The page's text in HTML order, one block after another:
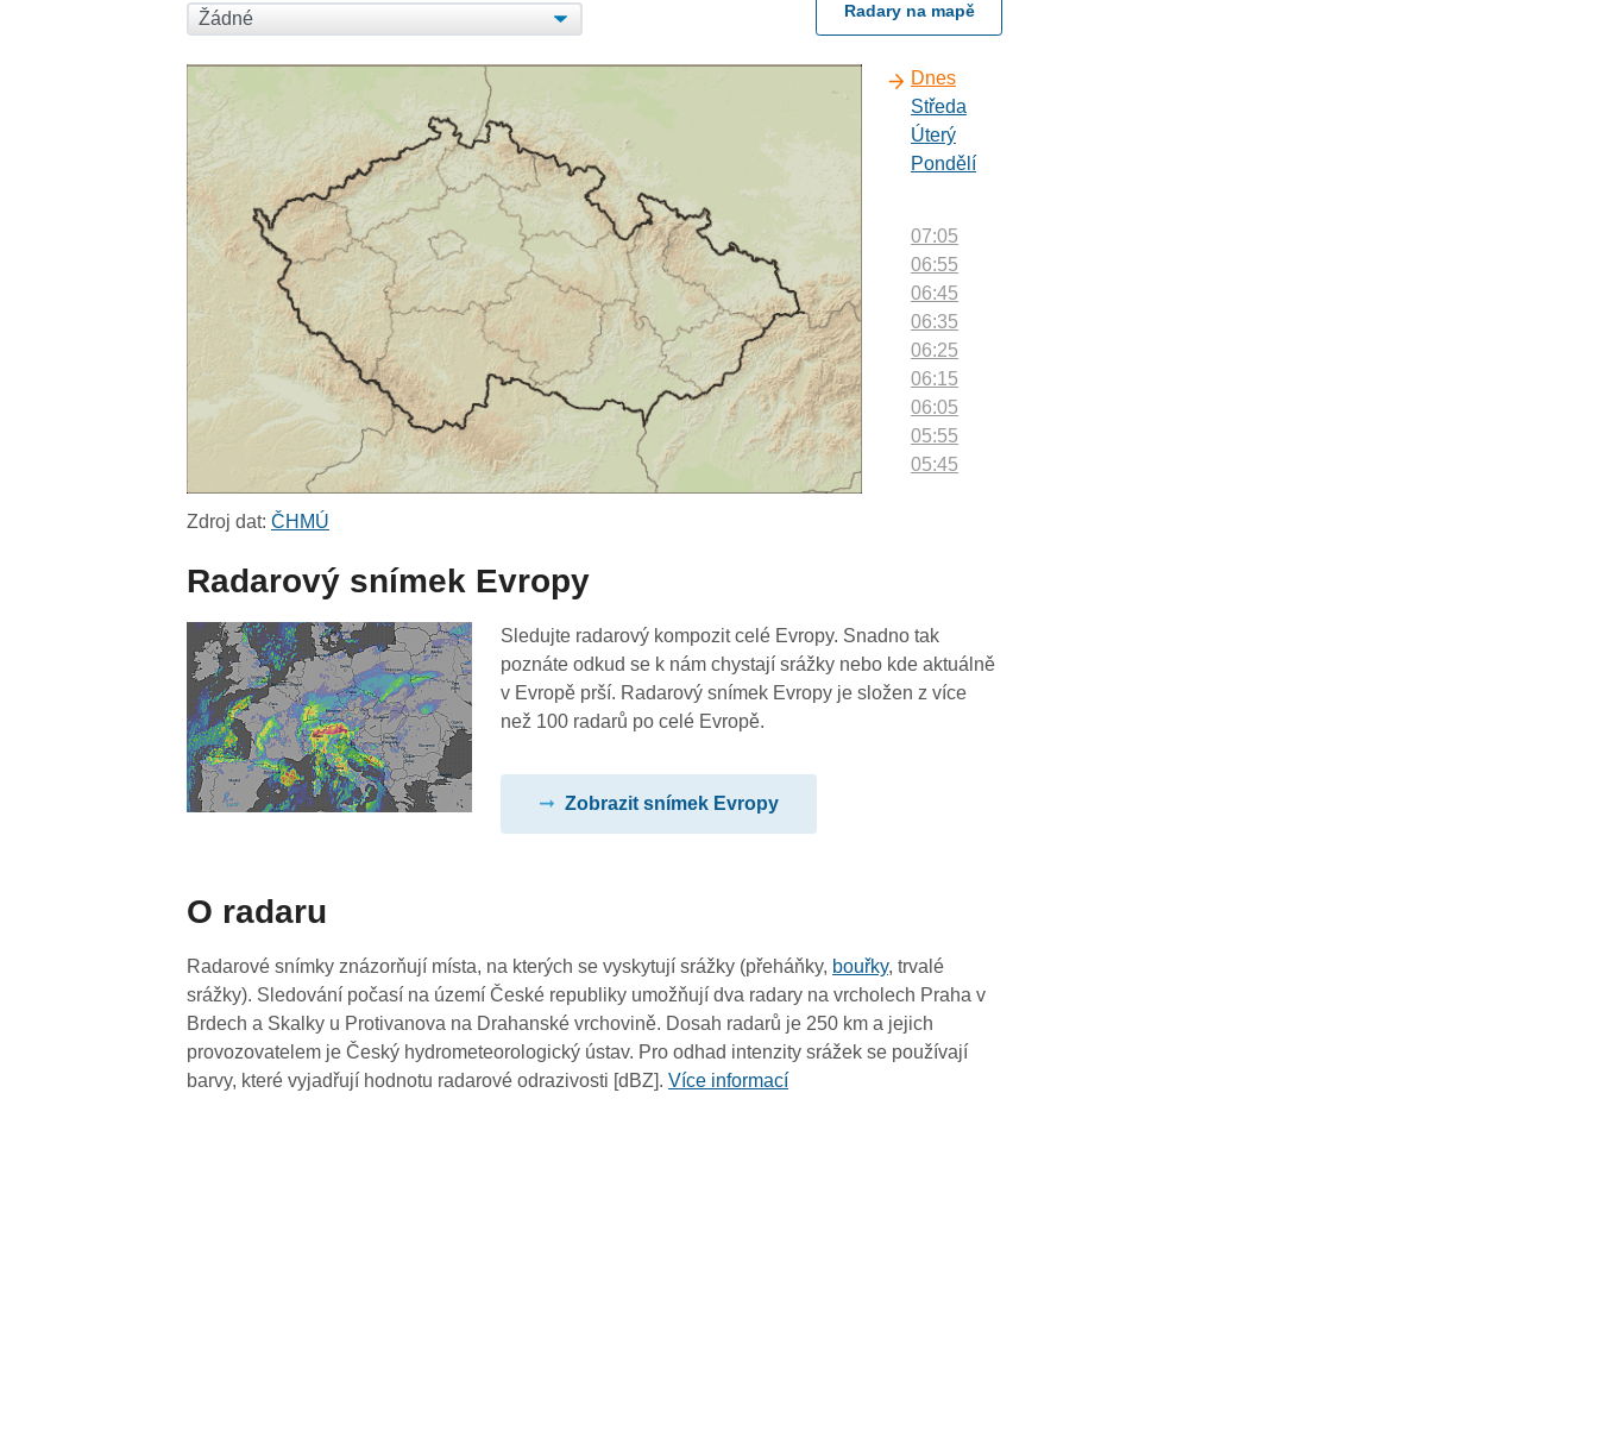
Radary na mapě
Dnes
Středa
Úterý
Pondělí
07:05
06:55
06:45
06:35
06:25
06:15
06:05
05:55
05:45
04:45
04:35
04:25
02:45
02:35
02:25
02:15
Zdroj dat:ČHMÚ
Radarový snímek Evropy
Sledujte radarový kompozit celé Evropy. Snadno tak
poznáte odkud se k nám chystají srážky nebo kde aktuálně
v Evropě prší. Radarový snímek Evropy je složen z více
než 100 radarů po celé Evropě.
Zobrazit snímek Evropy
O radaru
Radarové snímky znázorňují místa, na kterých se vyskytují srážky (přeháňky, bouřky, trvalé
srážky). Sledování počasí na území České republiky umožňují dva radary na vrcholech Praha v
Brdech a Skalky u Protivanova na Drahanské vrchovině. Dosah radarů je 250 km a jejich
provozovatelem je Český hydrometeorologický ústav. Pro odhad intenzity srážek se používají
barvy, které vyjadřují hodnotu radarové odrazivosti [dBZ].Více informací